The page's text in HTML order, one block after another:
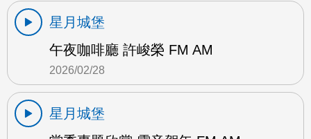
星月城堡
午夜咖啡廳 許峻榮 FM AM
2026/02/28
星月城堡